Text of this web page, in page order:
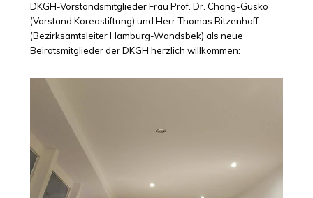
DKGH-Vorstandsmitglieder Frau Prof. Dr. Chang-Gusko
(Vorstand Koreastiftung) und Herr Thomas Ritzenhoff
(Bezirksamtsleiter Hamburg-Wandsbek) als neue
Beiratsmitglieder der DKGH herzlich willkommen: